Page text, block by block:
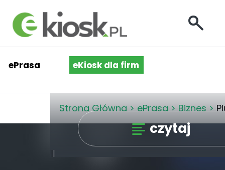
ePrasa eKiosk dla firm
Strona Główna > ePrasa > Biznes >
czytaj